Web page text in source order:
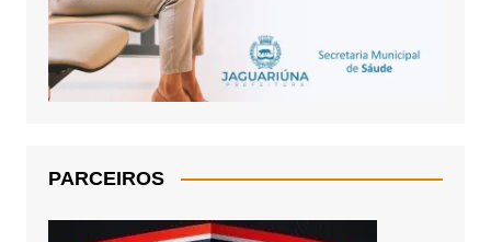
PARCEIROS